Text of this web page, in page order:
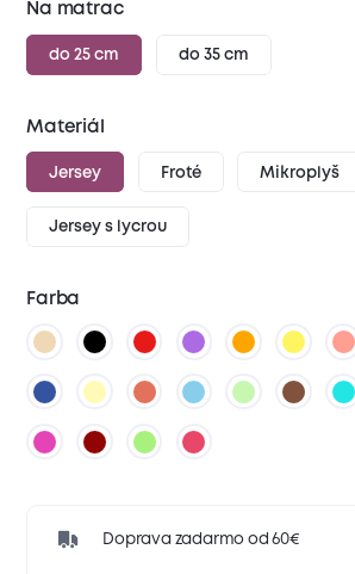
Na matrac
do 25 cm do 35 cm
Materiál
Jersey Froté Mikroplyš
Jersey s lycrou
Farba
Doprava zadarmo od 60€